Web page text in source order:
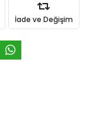
İade ve Değişim